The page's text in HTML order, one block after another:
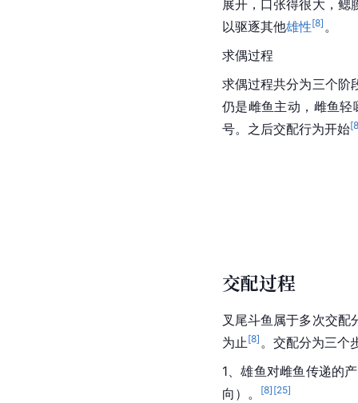
展开，口张得很大，鳃
以驱逐其他雄性[8] 。
求偶过程
求偶过程共分为三个阶
仍是雌鱼主动，雌鱼
号。之后交配行为开始[
交配过程
叉尾斗鱼属于多次交配
为止[8] 。交配分为三个
1、雄鱼对雌鱼传递的
向）。
[8] [25]